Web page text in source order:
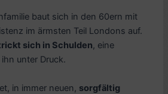
baut sich in den 60ern mit
im ärmsten Teil Londons auf.
sich in Schulden, eine
unter Druck.
in immer neuen, sorgfältig